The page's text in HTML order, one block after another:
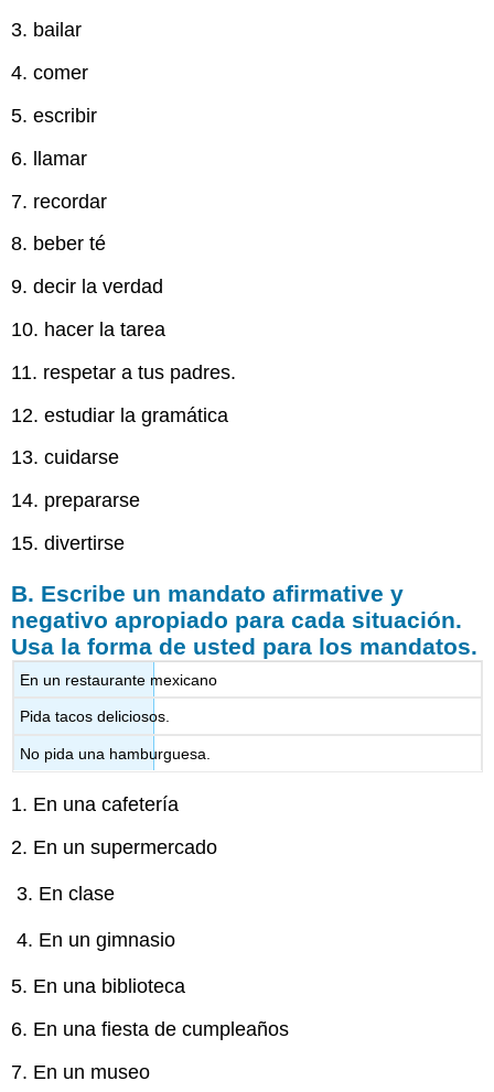
3. bailar
4. comer
5. escribir
6. llamar
7. recordar
8. beber té
9. decir la verdad
10. hacer la tarea
11. respetar a tus padres.
12. estudiar la gramática
13. cuidarse
14. prepararse
15. divertirse
B. Escribe un mandato afirmative y
negativo apropiado para cada situación.
Usa la forma de usted para los mandatos.
En un restaurante mexicano
Pida tacos deliciosos.
No pida una hamburguesa.
1. En una cafetería
2. En un supermercado
En clase
En un gimnasio
5. En una biblioteca
6. En una fiesta de cumpleaños
7. En un museo